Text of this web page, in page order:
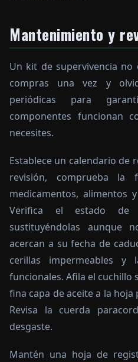
Mantenimiento y
Un kit de supervivencia
compras una vez y
periódicas para
componentes funcionan
necesites.
Establece un calendario de
revisión, comprueba la
medicamentos, alimentos
Verifica el estado
sustituyéndolas aunque
acercan a su fecha de
cerillas impermeables
funcionales. Afila el cuchillo
fina capa de aceite a la
Revisa la cuerda
desgaste.
Mantén una hoja de